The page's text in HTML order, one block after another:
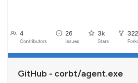
GitHub - corbt/agent.exe